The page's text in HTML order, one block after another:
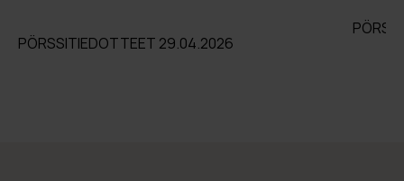
PÖRSSITIEDOTTEET 29.04.2026